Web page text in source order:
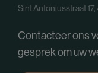
Sint Antoniusstraat 17,
Contacteer ons
gesprek om uw